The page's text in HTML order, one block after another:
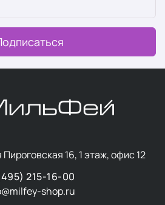
16, 1 этаж, офис 12
215-16-00
shop.ru